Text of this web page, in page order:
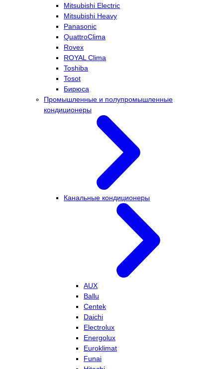
Mitsubishi Electric
Mitsubishi Heavy
Panasonic
QuattroClima
Rovex
ROYAL Clima
Toshiba
Tosot
Бирюса
Промышленные и полупромышленные
кондиционеры
Канальные кондиционеры
AUX
Ballu
Centek
Daichi
Electrolux
Energolux
Euroklimat
Funai